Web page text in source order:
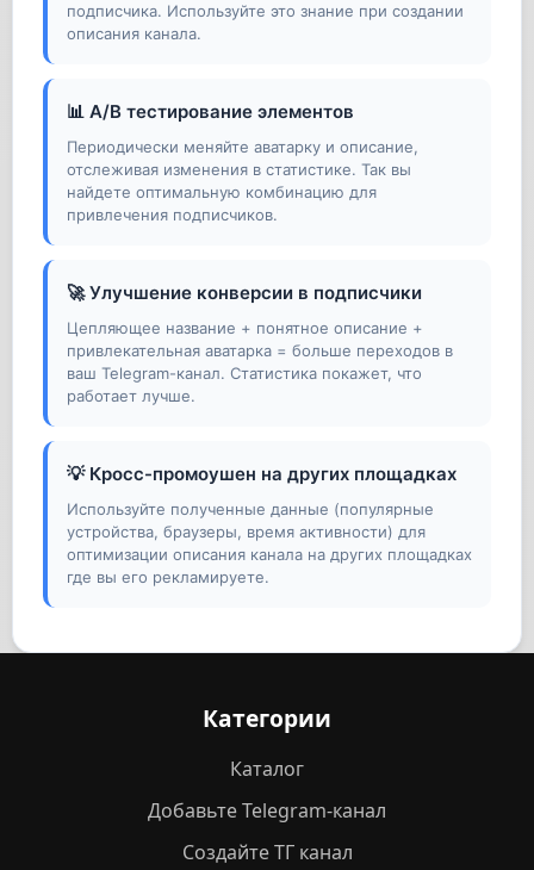
подписчика. Используйте это знание при создании
описания канала.
📊 A/B тестирование элементов
Периодически меняйте аватарку и описание,
отслеживая изменения в статистике. Так вы
найдете оптимальную комбинацию для
привлечения подписчиков.
🚀 Улучшение конверсии в подписчики
Цепляющее название + понятное описание +
привлекательная аватарка = больше переходов в
ваш Telegram-канал. Статистика покажет, что
работает лучше.
💡 Кросс-промоушен на других площадках
Используйте полученные данные (популярные
устройства, браузеры, время активности) для
оптимизации описания канала на других площадках
где вы его рекламируете.
Категории
Каталог
Добавьте Telegram-канал
Создайте ТГ канал